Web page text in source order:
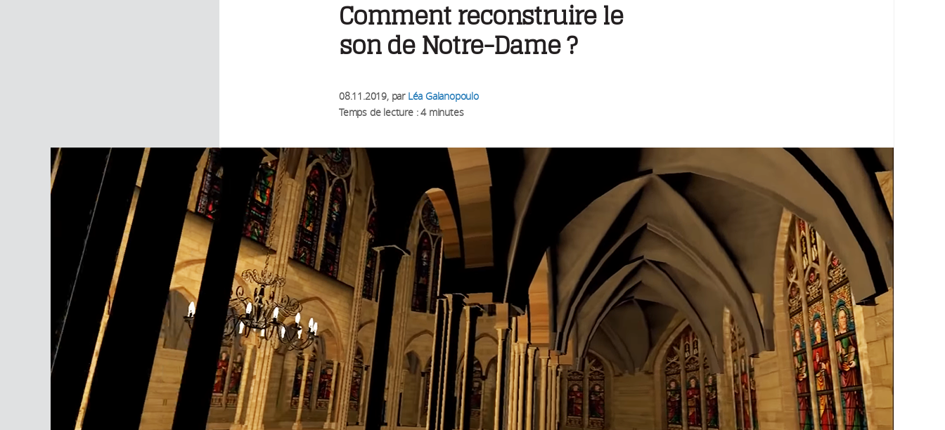
Comment reconstruire le
son de Notre-Dame ?
08.11.2019, par Léa Galanopoulo
Temps de lecture : 4 minutes